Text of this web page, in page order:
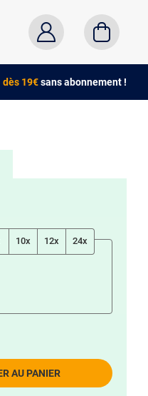
dès 19€sans abonnement !
10x 12x 24x
AU PANIER